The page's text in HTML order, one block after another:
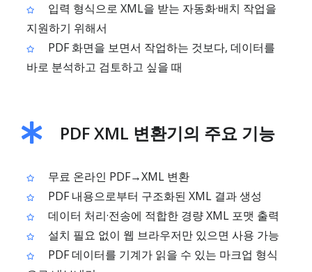
입력 형식으로 XML을 받는 자동화·배치 작업을
지원하기 위해서
PDF 화면을 보면서 작업하는 것보다, 데이터를
바로 분석하고 검토하고 싶을 때
PDF XML 변환기의 주요 기능
무료 온라인 PDF→XML 변환
PDF 내용으로부터 구조화된 XML 결과 생성
데이터 처리·전송에 적합한 경량 XML 포맷 출력
설치 필요 없이 웹 브라우저만 있으면 사용 가능
PDF 데이터를 기계가 읽을 수 있는 마크업 형식